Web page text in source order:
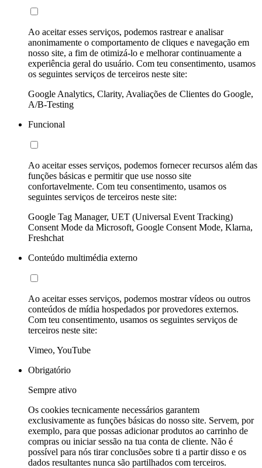
Ao aceitar esses serviços, podemos rastrear e analisar
anonimamente o comportamento de cliques e navegação em
nosso site, a fim de otimizá-lo e melhorar continuamente a
experiência geral do usuário. Com teu consentimento, usamos
os seguintes serviços de terceiros neste site:
Google Analytics, Clarity, Avaliações de Clientes do Google,
A/B-Testing
Funcional
Ao aceitar esses serviços, podemos fornecer recursos além das
funções básicas e permitir que use nosso site
confortavelmente. Com teu consentimento, usamos os
seguintes serviços de terceiros neste site:
Google Tag Manager, UET (Universal Event Tracking)
Consent Mode da Microsoft, Google Consent Mode, Klarna,
Freshchat
Conteúdo multimédia externo
Ao aceitar esses serviços, podemos mostrar vídeos ou outros
conteúdos de mídia hospedados por provedores externos.
Com teu consentimento, usamos os seguintes serviços de
terceiros neste site:
Vimeo, YouTube
Obrigatório
Sempre ativo
Os cookies tecnicamente necessários garantem
exclusivamente as funções básicas do nosso site. Servem, por
exemplo, para que possas adicionar produtos ao carrinho de
compras ou iniciar sessão na tua conta de cliente. Não é
possível para nós tirar conclusões sobre ti a partir disso e os
dados resultantes nunca são partilhados com terceiros.